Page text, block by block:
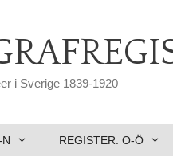
i Sverige 1839-1920
REGISTER: O-Ö